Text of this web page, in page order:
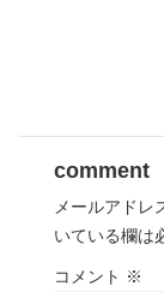
comment
メールアドレ
いている欄は
コメント ※